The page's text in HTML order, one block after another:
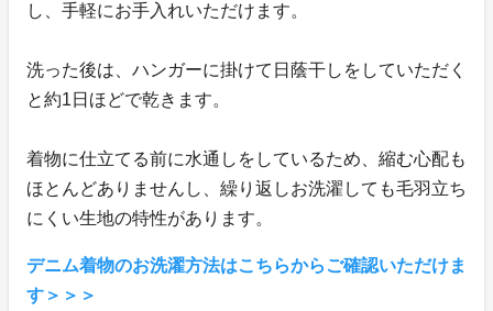
し、手軽にお手入れいただけます。
洗った後は、ハンガーに掛けて日蔭干しをしていただく
と約1日ほどで乾きます。
着物に仕立てる前に水通しをしているため、縮む心配も
ほとんどありませんし、繰り返しお洗濯しても毛羽立ち
にくい生地の特性があります。
デニム着物のお洗濯方法はこちらからご確認いただけま
す＞＞＞